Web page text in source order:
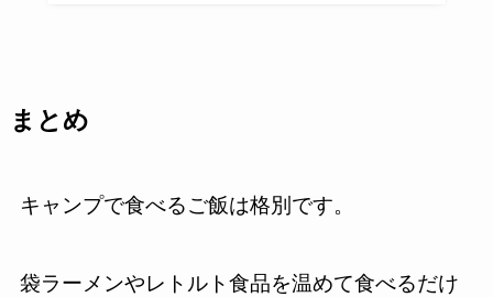
まとめ
キャンプで食べるご飯は格別です。
袋ラーメンやレトルト食品を温めて食べるだけ